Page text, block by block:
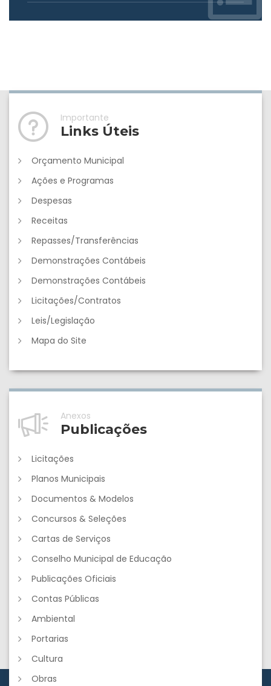
Importante
Links Úteis
Orçamento Municipal
Ações e Programas
Despesas
Receitas
Repasses/Transferências
Demonstrações Contábeis
Demonstrações Contábeis
Licitações/Contratos
Leis/Legislação
Mapa do Site
Anexos
Publicações
Licitações
Planos Municipais
Documentos & Modelos
Concursos & Seleções
Cartas de Serviços
Conselho Municipal de Educação
Publicações Oficiais
Contas Públicas
Ambiental
Portarias
Cultura
Obras